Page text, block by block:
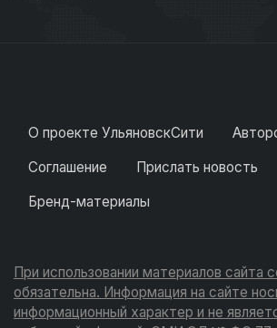
О проекте УльяновскСити
Соглашение
Прислать новость
Бренд-материалы
При использовании материалов сайта
обязательна. Информация на сайте
информационный характер и не